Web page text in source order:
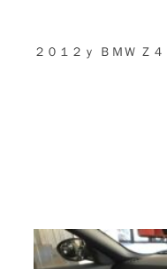
２０１２ｙ ＢＭＷ Ｚ